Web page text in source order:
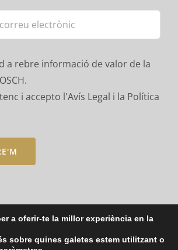
a rebre informació de valor de la
i accepto l'Avís Legal i la Política
a oferir-te la millor experiència en la
sobre quines galetes estem utilitzant o